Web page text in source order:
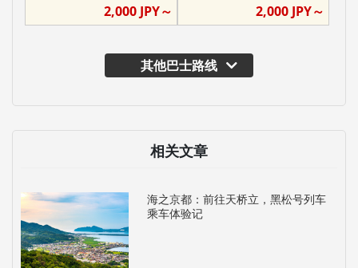
2,000JPY～ 2,000 JPY～
其他巴士路线
相关文章
海之京都：前往天桥立，黑松号列车
乘车体验记